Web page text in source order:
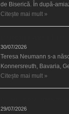
de Biserică. În după-
Citește mai mult »
30/07/2026
Teresa Neumann s-a
Konnersreuth, Bavaria,
Citește mai mult »
29/07/2026